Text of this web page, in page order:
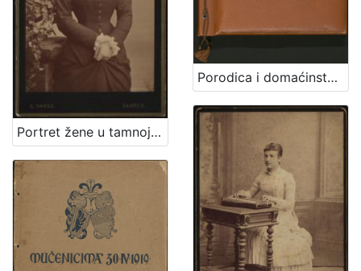
Porodica i domaćinstvo 1957 : sa dječjim sajmom
Portret žene u tamnoj haljini / G. Varga